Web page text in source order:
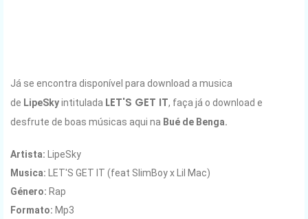
Já se encontra disponível para download a musica
de LipeSkyintitulada LET'S GET IT, faça já o download e
desfrute de boas músicas aqui na Bué de Benga.
Artista: LipeSky
Musica: LET'S GET IT (feat SlimBoy x Lil Mac)
Género: Rap
Formato: Mp3